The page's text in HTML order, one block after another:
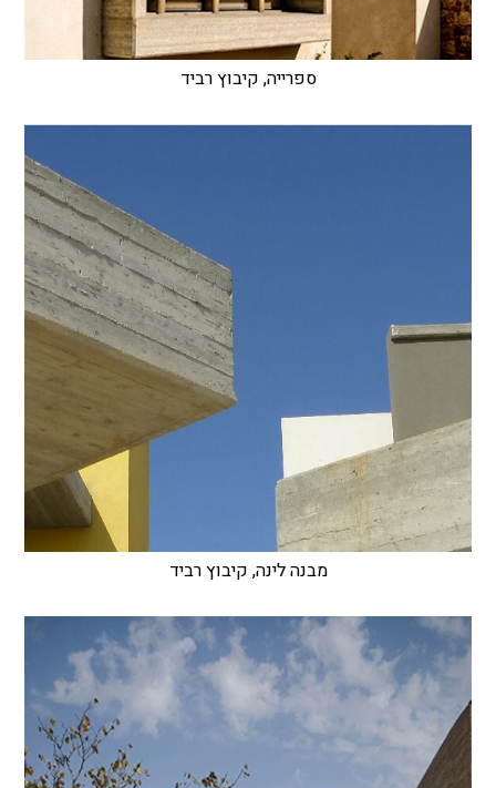
ספרייה, קיבוץ רביד
מבנה לינה, קיבוץ רביד